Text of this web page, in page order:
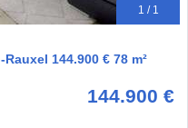
1 / 1
144.900 € 78 m²
144.900 €